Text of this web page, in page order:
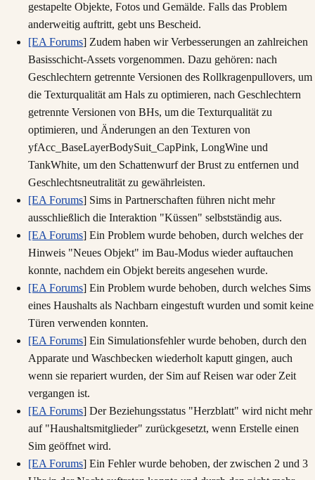
gestapelte Objekte, Fotos und Gemälde. Falls das Problem
anderweitig auftritt, gebt uns Bescheid.
[EA Forums] Zudem haben wir Verbesserungen an zahlreichen
Basisschicht-Assets vorgenommen. Dazu gehören: nach
Geschlechtern getrennte Versionen des Rollkragenpullovers, um
die Texturqualität am Hals zu optimieren, nach Geschlechtern
getrennte Versionen von BHs, um die Texturqualität zu
optimieren, und Änderungen an den Texturen von
yfAcc_BaseLayerBodySuit_CapPink, LongWine und
TankWhite, um den Schattenwurf der Brust zu entfernen und
Geschlechtsneutralität zu gewährleisten.
[EA Forums] Sims in Partnerschaften führen nicht mehr
ausschließlich die Interaktion "Küssen" selbstständig aus.
[EA Forums] Ein Problem wurde behoben, durch welches der
Hinweis "Neues Objekt" im Bau-Modus wieder auftauchen
konnte, nachdem ein Objekt bereits angesehen wurde.
[EA Forums] Ein Problem wurde behoben, durch welches Sims
eines Haushalts als Nachbarn eingestuft wurden und somit keine
Türen verwenden konnten.
[EA Forums] Ein Simulationsfehler wurde behoben, durch den
Apparate und Waschbecken wiederholt kaputt gingen, auch
wenn sie repariert wurden, der Sim auf Reisen war oder Zeit
vergangen ist.
[EA Forums] Der Beziehungsstatus "Herzblatt" wird nicht mehr
auf "Haushaltsmitglieder" zurückgesetzt, wenn Erstelle einen
Sim geöffnet wird.
[EA Forums] Ein Fehler wurde behoben, der zwischen 2 und 3